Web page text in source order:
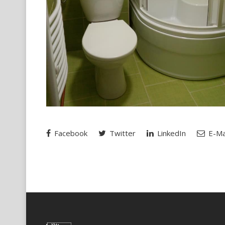
Facebook Twitter LinkedIn E-